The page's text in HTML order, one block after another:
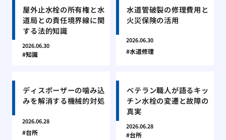
屋外止水栓の所有権と水
道局との責任境界線に関
する法的知識
2026.06.30
知識
水道管破裂の修理費用と
火災保険の活用
2026.06.30
水道修理
ディスポーザーの噛み込
みを解消する機械的対処
2026.06.28
台所
ベテラン職人が語るキッ
チン水栓の変遷と故障の
真実
2026.06.28
台所